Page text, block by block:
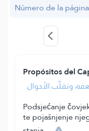
Número de la
Propósitos del
وتقلّب الأحوال
Podsjećanje
te pojašnjenje